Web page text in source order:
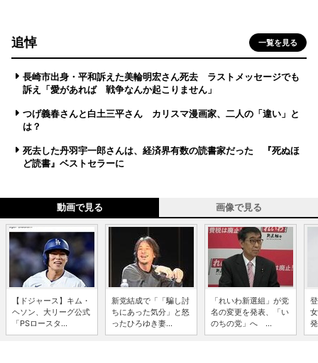
追悼 一覧を見る
長崎市出身・平和訴えた美輪明宏さん死去 ラストメッセージでも
訴え「愛があれば 戦争なんか起こりません」
つげ義春さんと白土三平さん カリスマ漫画家、二人の「違い」と
は？
死去した丹羽宇一郎さんは、経済界有数の読書家だった 『死ぬほ
ど読書』ベストセラーに
動画で見る 画像で見る
【ドジャース】キム・
ヘソン、大リーグ公式
「PSロースタ...
新党結成で「「騙し討
ちにあった気分」と怒
ったひろゆき妻...
「れいわ新選組」が党
名の変更を発表、「い
のちの党」へ ...